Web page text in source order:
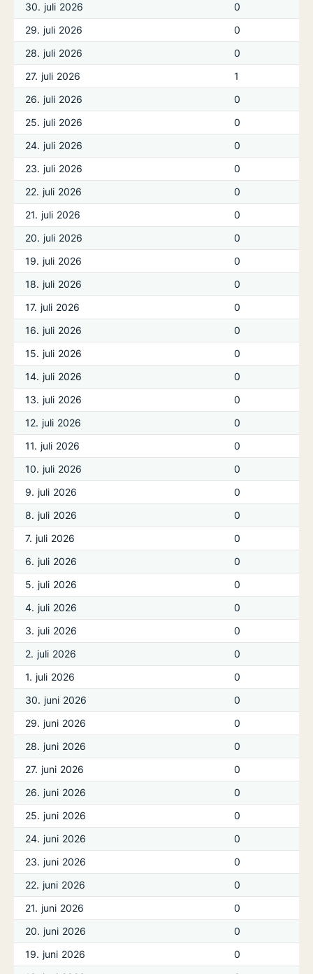
30. juli 2026
0
29. juli 2026
0
28. juli 2026
0
27. juli 2026
1
26. juli 2026
0
25. juli 2026
0
24. juli 2026
0
23. juli 2026
0
22. juli 2026
0
21. juli 2026
0
20. juli 2026
0
19. juli 2026
0
18. juli 2026
0
17. juli 2026
0
16. juli 2026
0
15. juli 2026
0
14. juli 2026
0
13. juli 2026
0
12. juli 2026
0
11. juli 2026
0
10. juli 2026
0
9. juli 2026
0
8. juli 2026
0
7. juli 2026
0
6. juli 2026
0
5. juli 2026
0
4. juli 2026
0
3. juli 2026
0
2. juli 2026
0
1. juli 2026
0
30. juni 2026
0
29. juni 2026
0
28. juni 2026
0
27. juni 2026
0
26. juni 2026
0
25. juni 2026
0
24. juni 2026
0
23. juni 2026
0
22. juni 2026
0
21. juni 2026
0
20. juni 2026
0
19. juni 2026
0